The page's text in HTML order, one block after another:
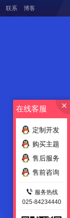
联系 博客
在线客服
定制开发
购买主题
售后服务
售前咨询
服务热线
025-84234440